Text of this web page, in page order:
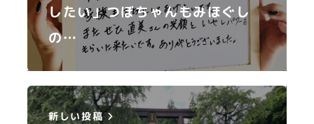
したい」つぼちゃんもみほぐし
の…
新しい投稿